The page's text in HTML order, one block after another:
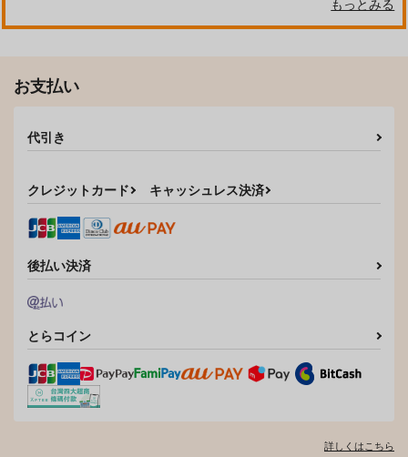
もっとみる
お支払い
代引き
クレジットカード キャッシュレス決済
後払い決済
とらコイン
詳しくはこちら